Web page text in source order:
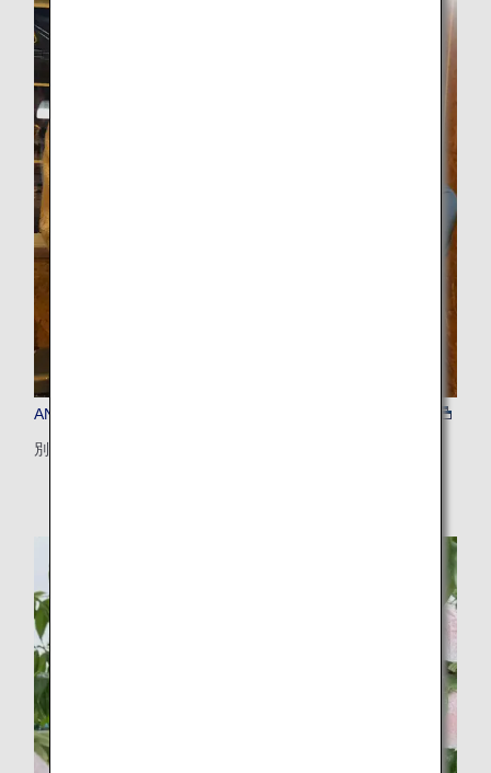
ANAおすすめ（野付半島）
別海エリアで野付半島の恵みと産業文化に触れるディナー